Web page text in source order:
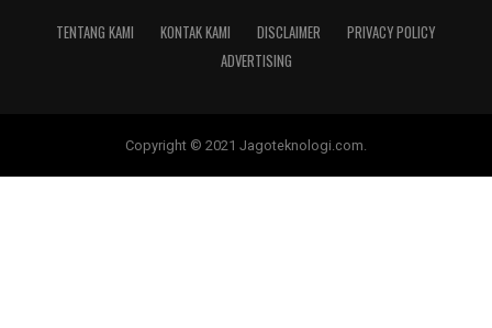
TENTANG KAMI KONTAK KAMI DISCLAIMER
PRIVACY POLICY
ADVERTISING
Copyright © 2021 Jagoteknologi.com.